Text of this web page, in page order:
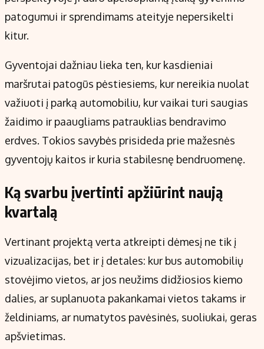
patogumui ir sprendimams ateityje nepersikelti
kitur.
Gyventojai dažniau lieka ten, kur kasdieniai
maršrutai patogūs pėstiesiems, kur nereikia nuolat
važiuoti į parką automobiliu, kur vaikai turi saugias
žaidimo ir paaugliams patrauklias bendravimo
erdves. Tokios savybės prisideda prie mažesnės
gyventojų kaitos ir kuria stabilesnę bendruomenę.
Ką svarbu įvertinti apžiūrint naują
kvartalą
Vertinant projektą verta atkreipti dėmesį ne tik į
vizualizacijas, bet ir į detales: kur bus automobilių
stovėjimo vietos, ar jos neužims didžiosios kiemo
dalies, ar suplanuota pakankamai vietos takams ir
želdiniams, ar numatytos pavėsinės, suoliukai, geras
apšvietimas.